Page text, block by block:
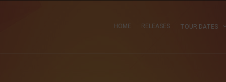
HOME RELEASES TOUR DATES